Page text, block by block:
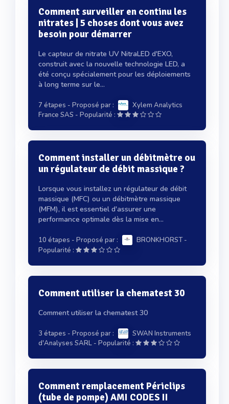
Comment surveiller en continu les
nitrates | 5 choses dont vous avez
besoin pour démarrer
Le capteur de nitrate UV NitraLED d'EXO,
construit avec la nouvelle technologie LED, a
été conçu spécialement pour les déploiements
à long terme sur le...
7 étapes - Proposé par :
Xylem Analytics
France SAS - Popularité :
Comment installer un débitmètre ou
un régulateur de débit massique ?
Lorsque vous installez un régulateur de débit
massique (MFC) ou un débitmètre massique
(MFM), il est essentiel d'assurer une
performance optimale dès la mise en...
10 étapes - Proposé par : BRONKHORST -
Popularité :
Comment utiliser la chematest 30
Comment utiliser la chematest 30
3 étapes - Proposé par :
SWAN Instruments
d'Analyses SARL - Popularité :
Comment remplacement Périclips
(tube de pompe) AMI CODES II